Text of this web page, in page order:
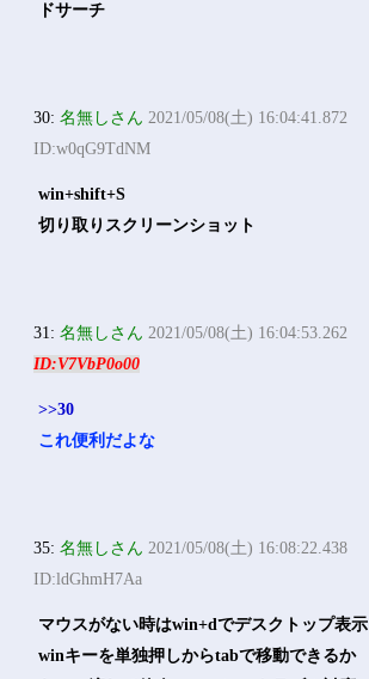
ドサーチ
30:名無しさん 2021/05/08(土) 16:04:41.872
ID:w0qG9TdNM
win+shift+S
切り取りスクリーンショット
31:名無しさん 2021/05/08(土) 16:04:53.262
ID:V7VbP0o00
>>30
これ便利だよな
35:名無しさん 2021/05/08(土) 16:08:22.438
ID:ldGhmH7Aa
マウスがない時はwin+dでデスクトップ表示
winキーを単独押しからtabで移動できるか